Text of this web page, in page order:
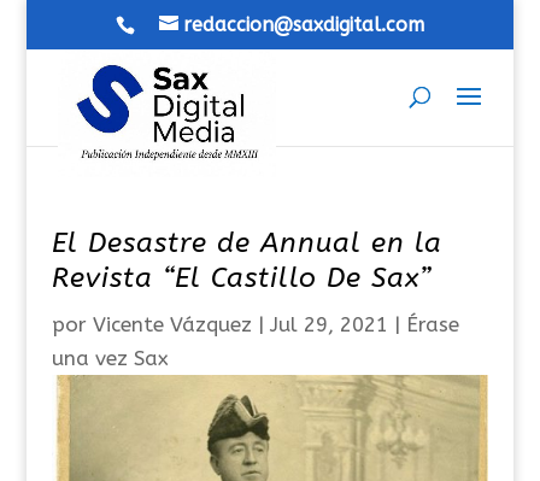
redaccion@saxdigital.com
El Desastre de Annual en la
Revista “El Castillo De Sax”
por Vicente Vázquez | Jul 29, 2021 | Érase
una vez Sax